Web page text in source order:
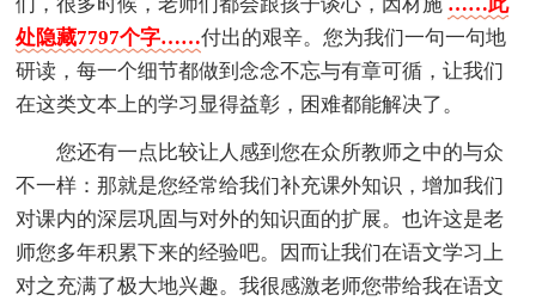
处隐藏7797个字……付出的艰辛。您为我们一句一句地
研读，每一个细节都做到念念不忘与有章可循，让我们
在这类文本上的学习显得益彰，困难都能解决了。
您还有一点比较让人感到您在众所教师之中的与众
不一样：那就是您经常给我们补充课外知识，增加我们
对课内的深层巩固与对外的知识面的扩展。也许这是老
师您多年积累下来的经验吧。因而让我们在语文学习上
对之充满了极大地兴趣。我很感激老师您带给我在语文